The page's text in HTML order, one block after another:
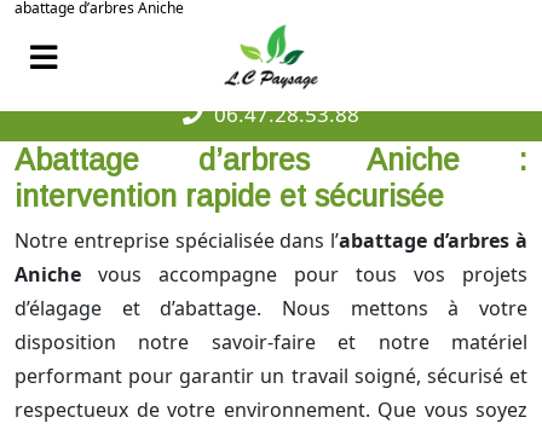
abattage d’arbres Aniche
06.47.28.53.88
Abattage d’arbres Aniche :
intervention rapide et sécurisée
Notre entreprise spécialisée dans l’abattage d’arbres à
Aniche vous accompagne pour tous vos projets
d’élagage et d’abattage. Nous mettons à votre
disposition notre savoir-faire et notre matériel
performant pour garantir un travail soigné, sécurisé et
respectueux de votre environnement. Que vous soyez